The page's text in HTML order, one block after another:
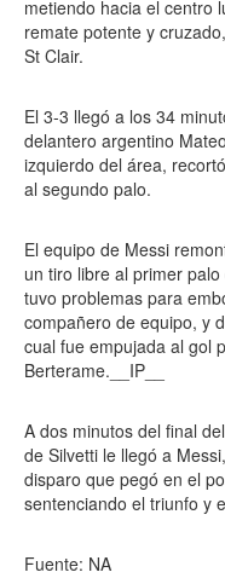
metiendo hacia el centro
remate potente y
St Clair.
El 3-3 llegó a los 34
delantero argentino
izquierdo del área,
al segundo palo.
El equipo de Messi
un tiro libre al primer
tuvo problemas para
compañero de equipo, y
cual fue empujada al gol
Berterame.__IP__
A dos minutos del final
de Silvetti le llegó a
disparo que pegó en el
sentenciando el triunfo y
Fuente: NA